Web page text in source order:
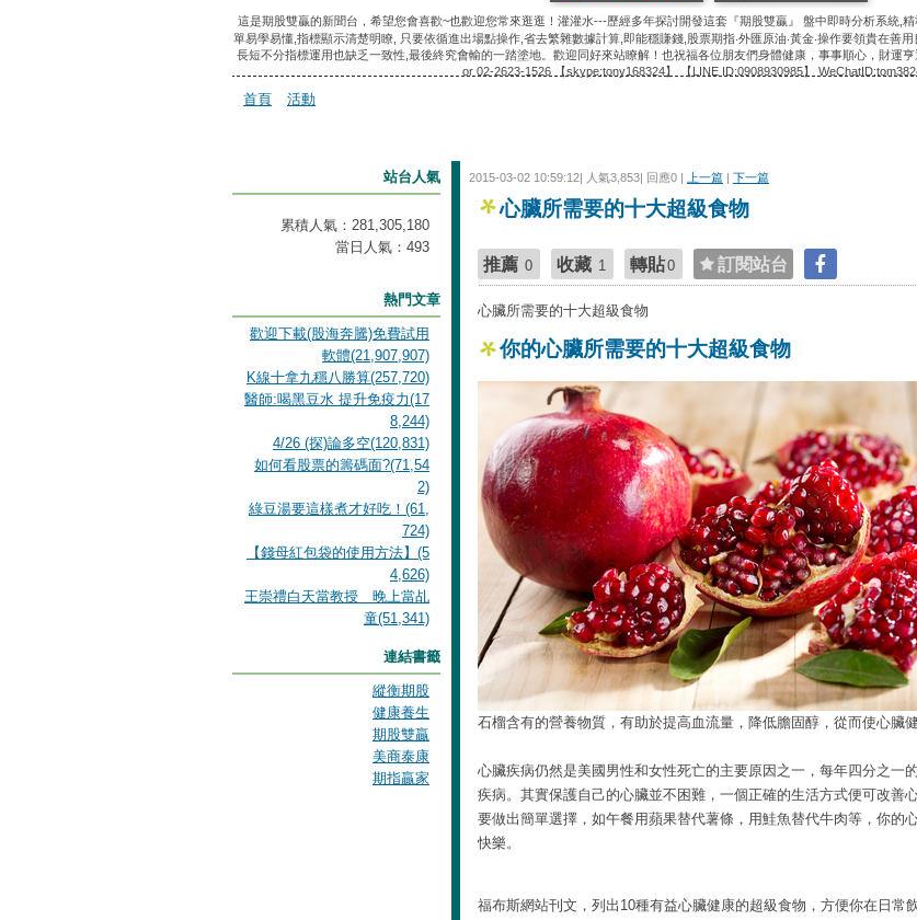
這是期股雙贏的新聞台，希望您會喜歡~也歡迎您常來逛逛！灌灌水---歷經多年探討開發這套『期股雙贏』 盤中即時分析系統,
單易學易懂,指標顯示清楚明瞭, 只要依循進出場點操作,省去繁雜數據計算,即能穩賺錢,股票期指‧外匯原油‧黃金‧操作要領貴在善
長短不分指標運用也缺乏一致性,最後終究會輸的一踏塗地。歡迎同好來站瞭解！也祝福各位朋友們身體健康，事事順心，財運
or 02-2623-1526 【skype:tony168324】 【LINE ID:0908930985】
首頁 活動
2015-03-02 10:59:12| 人氣3,853| 回應0 | 上一篇 | 下一篇
心臟所需要的十大超級食物
推薦 0 收藏 1 轉貼0 訂閱站台
心臟所需要的十大超級食物
你的心臟所需要的十大超級食物
石榴含有的營養物質，有助於提高血流量，降低膽固醇，從而使心臟
心臟疾病仍然是美國男性和女性死亡的主要原因之一，每年四分之一
疾病。其實保護自己的心臟並不困難，一個正確的生活方式便可改善
要做出簡單選擇，如午餐用蘋果替代薯條，用鮭魚替代牛肉等，你的
快樂。
福布斯網站刊文，列出10種有益心臟健康的超級食物，方便你在日常
站台人氣
累積人氣： 281,305,180
當日人氣： 493
熱門文章
歡迎下載(股海奔騰)免費試用
軟體(21,907,907)
K線十拿九穩八勝算(257,720)
醫師:喝黑豆水 提升免疫力(17
8,244)
4/26 (探)論多空(120,831)
如何看股票的籌碼面?(71,54
2)
綠豆湯要這樣煮才好吃！(61,
724)
【錢母紅包袋的使用方法】(5
4,626)
王崇禮白天當教授 晚上當乩
童(51,341)
連結書籤
縱衡期股
健康養生
期股雙贏
美商泰康
期指贏家